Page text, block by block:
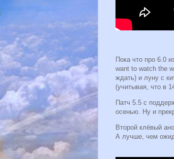
Пока что про 6.0
want to watch the
ждать) и луну с
(учитывая, что в
Патч 5.5 с
осенью. Ну и
Второй клёвый
А лучше, чем